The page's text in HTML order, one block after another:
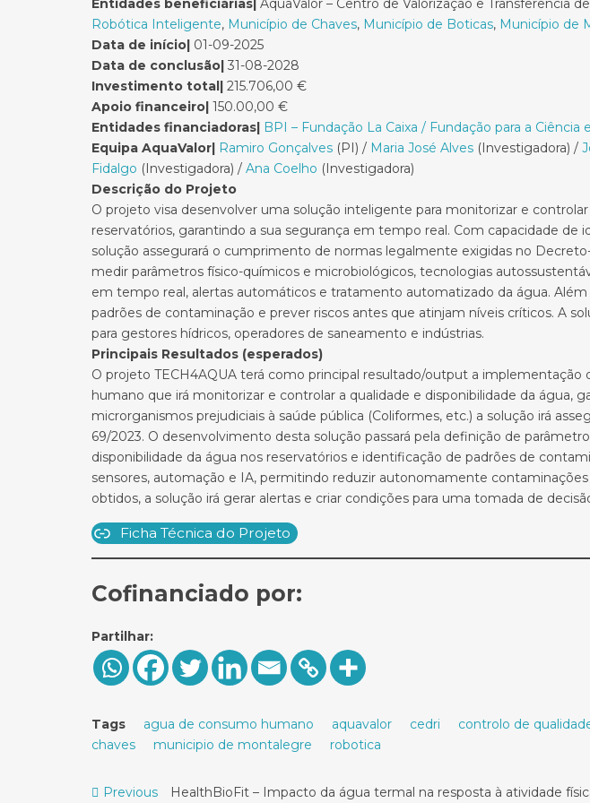
Entidades beneficiárias| AquaValor – Centro de Valorização e Transferência
Robótica Inteligente, Município de Chaves, Município de Boticas, Município de
Data de início| 01-09-2025
Data de conclusão| 31-08-2028
Investimento total| 215.706,00 €
Apoio financeiro| 150.00,00 €
Entidades financiadoras| BPI – Fundação La Caixa / Fundação para a Ciência
Equipa AquaValor| Ramiro Gonçalves (PI) / Maria José Alves (Investigadora) /
Fidalgo (Investigadora) / Ana Coelho (Investigadora)
Descrição do Projeto
O projeto visa desenvolver uma solução inteligente para monitorizar e
reservatórios, garantindo a sua segurança em tempo real. Com capacidade
solução assegurará o cumprimento de normas legalmente exigidas no
medir parâmetros físico-químicos e microbiológicos, tecnologias
em tempo real, alertas automáticos e tratamento automatizado da água.
padrões de contaminação e prever riscos antes que atinjam níveis críticos. A
para gestores hídricos, operadores de saneamento e indústrias.
Principais Resultados (esperados)
O projeto TECH4AQUA terá como principal resultado/output a
humano que irá monitorizar e controlar a qualidade e disponibilidade da água,
microrganismos prejudiciais à saúde pública (Coliformes, etc.) a solução irá
69/2023. O desenvolvimento desta solução passará pela definição de
disponibilidade da água nos reservatórios e identificação de padrões de
sensores, automação e IA, permitindo reduzir autonomamente
obtidos, a solução irá gerar alertas e criar condições para uma tomada de
Ficha Técnica do Projeto
Cofinanciado por:
Partilhar:
Tags agua de consumo humano aquavalor cedri controlo de
chaves
municipio de montalegre robotica
Navegação
Previous Previous
HealthBioFit – Impacto da água termal na resposta à atividade